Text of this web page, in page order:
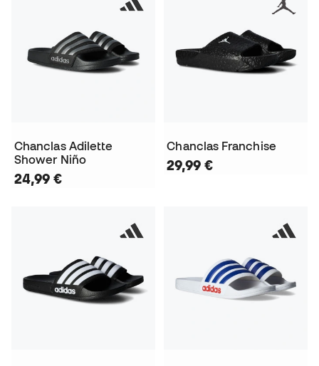
Chanclas Adilette
Shower Niño
24,99 €
Chanclas Franchise
29,99 €